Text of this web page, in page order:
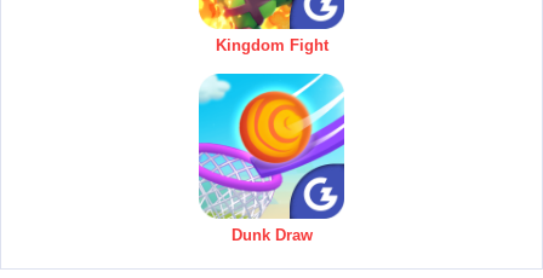
Kingdom Fight
Dunk Draw